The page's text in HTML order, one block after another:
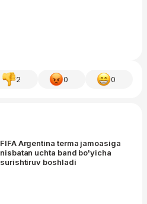
2 0 0
FIFA Argentina terma jamoasiga
nisbatan uchta band bo'yicha
surishtiruv boshladi